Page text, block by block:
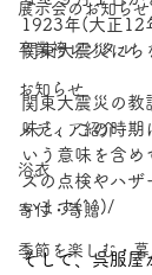
展示会のお知らせ
卒業袴レンタル
お知らせ
メディア紹介
浴衣
寄付・寄贈
季節を楽しむ・
1923年(大正12
関東大震災にち
関東大震災の教
味と、この時期
いう意味を含め
ズの点検やハザ
います(^^)/
そして、呉服屋